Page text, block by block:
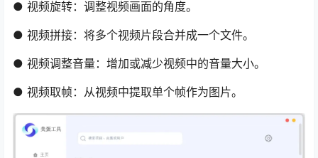
● 视频旋转：调整视频画面的角度。
● 视频拼接：将多个视频片段合并成一个文件。
● 视频调整音量：增加或减少视频中的音量大小。
● 视频取帧：从视频中提取单个帧作为图片。